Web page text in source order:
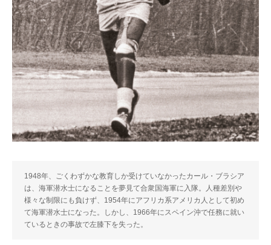
1948年、ごくわずかな教育しか受けていなかったカール・ブラシア
は、海軍潜水士になることを夢見て合衆国海軍に入隊。人種差別や
様々な制限にも負けず、1954年にアフリカ系アメリカ人として初め
て海軍潜水士になった。しかし、1966年にスペイン沖で任務に就い
ているときの事故で左膝下を失った。